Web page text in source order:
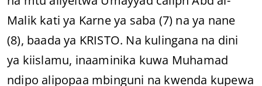
Malik kati ya Karne ya saba (7) na ya nane
(8), baada ya KRISTO. Na kulingana na dini
ya kiislamu, inaaminika kuwa Muhamad
ndipo alipopaa mbinguni na kwenda kupewa